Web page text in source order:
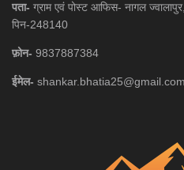
पता- ग्राम एवं पोस्ट आफिस- नागल
पिन-248140
फ़ोन- 9837887384
ईमेल- shankar.bhatia25@gmail.com